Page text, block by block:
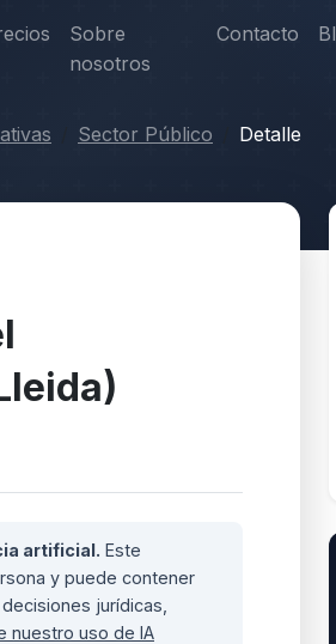
Sobre
nosotros
Contacto
Sector Público Detalle
artificial. Este
y puede contener
jurídicas,
nuestro uso de IA